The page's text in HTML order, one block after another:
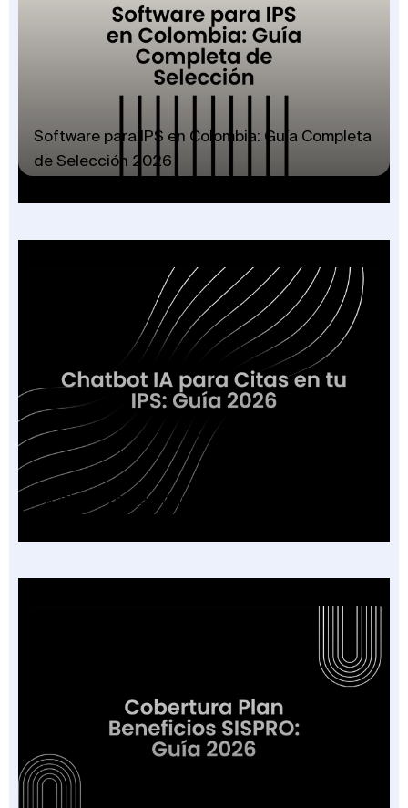
Software para IPS en Colombia: Guía Completa
de Selección 2026
Chatbot IA para Citas en tu IPS: Guía 2026